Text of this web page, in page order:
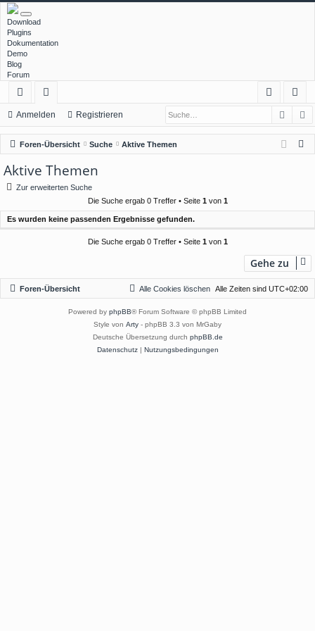
Download
Plugins
Dokumentation
Demo
Blog
Forum
ch
ne
llz
ug
f
or
en
m
el
ist
rie
Anmelden Registrieren
Foren-Übersicht Suche Aktive Themen
Aktive Themen
Zur erweiterten Suche
Die Suche ergab 0 Treffer • Seite 1von 1
Es wurden keine passenden Ergebnisse gefunden.
Die Suche ergab 0 Treffer • Seite 1von 1
Gehe zu
Foren-Übersicht Alle Zeiten sind UTC+02:00
Alle Cookies löschen
Powered by phpBB® Forum Software © phpBB Limited
Style von Arty - phpBB 3.3 von MrGaby
Deutsche Übersetzung durch phpBB.de
Datenschutz| Nutzungsbedingungen